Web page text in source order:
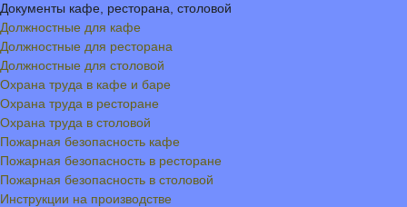
Документы кафе, ресторана, столовой
Должностные для кафе
Должностные для ресторана
Должностные для столовой
Охрана труда в кафе и баре
Охрана труда в ресторане
Охрана труда в столовой
Пожарная безопасность кафе
Пожарная безопасность в ресторане
Пожарная безопасность в столовой
Инструкции на производстве